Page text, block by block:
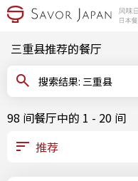
三重县推荐的餐厅
搜索结果: 三重县
98 间餐厅中的 1 - 20 间